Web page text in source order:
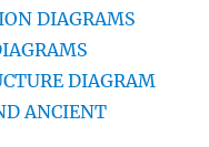
DIAGRAMS
DIAGRAM
ANCIENT